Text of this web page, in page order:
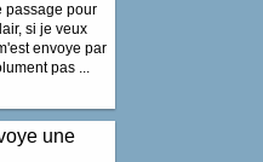
passage pour
si je veux
envoye par
pas ...